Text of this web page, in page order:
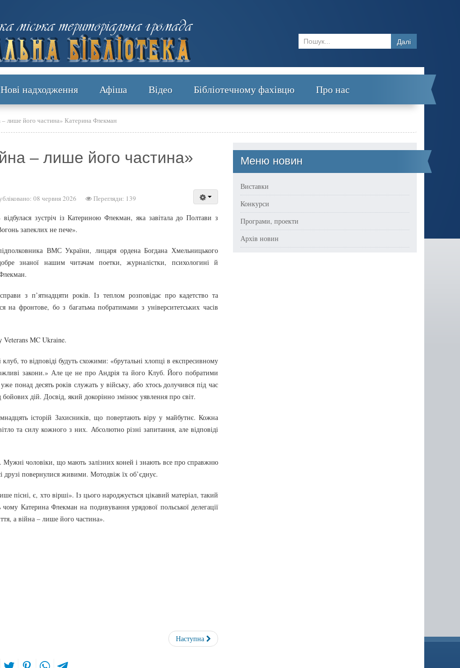
Далі
Нові надходження Афіша Відео Бібліотечному фахівцю Про нас
– лише його частина» Катерина Флекман
– лише його частина»
08 червня 2026 Перегляди: 139
зустріч із Катериною Флекман, яка завітала до Полтави з
запеклих не пече».
ВМС України, лицаря ордена Богдана Хмельницького
знаної нашим читачам поетки, журналістки, психологині й
з п’ятнадцяти років. Із теплом розповідає про кадетство та
на фронтове, бо з багатьма побратимами з університетських часів
Veterans MC Ukraine.
то відповіді будуть схожими: «брутальні хлопці в експресивному
закони.» Але це не про Андрія та його Клуб. Його побратими
понад десять років служать у війську, або хтось долучився під час
дій. Досвід, який докорінно змінює уявлення про світ.
історій Захисників, що повертають віру у майбутнє. Кожна
та силу кожного з них. Абсолютно різні запитання, але відповіді
Мужні чоловіки, що мають залізних коней і знають все про справжню
друзі повернулися живими. Мотодвіж їх об’єднує.
пісні, є, хто вірші». Із цього народжується цікавий матеріал, такий
Катерина Флекман на подивування урядової польської делегації
а війна – лише його частина».
Наступна
Меню новин
Виставки
Конкурси
Програми, проекти
Архів новин